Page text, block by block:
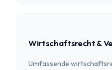
Wirtschaftsrecht &
Umfassende